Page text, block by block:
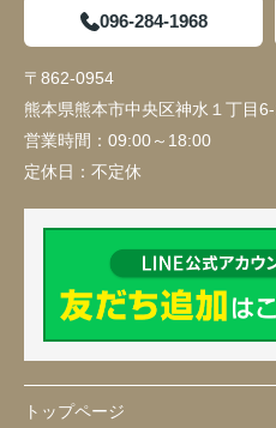
096-284-1968
〒862-0954
熊本県熊本市中央区神水１丁目
営業時間： 09:00～18:00
定休日： 不定休
トップページ